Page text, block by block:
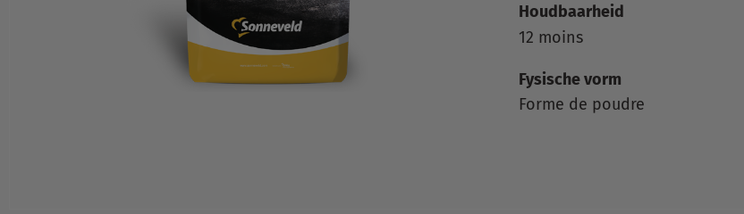
Houdbaarheid
12 moins
Fysische vorm
Forme de poudre